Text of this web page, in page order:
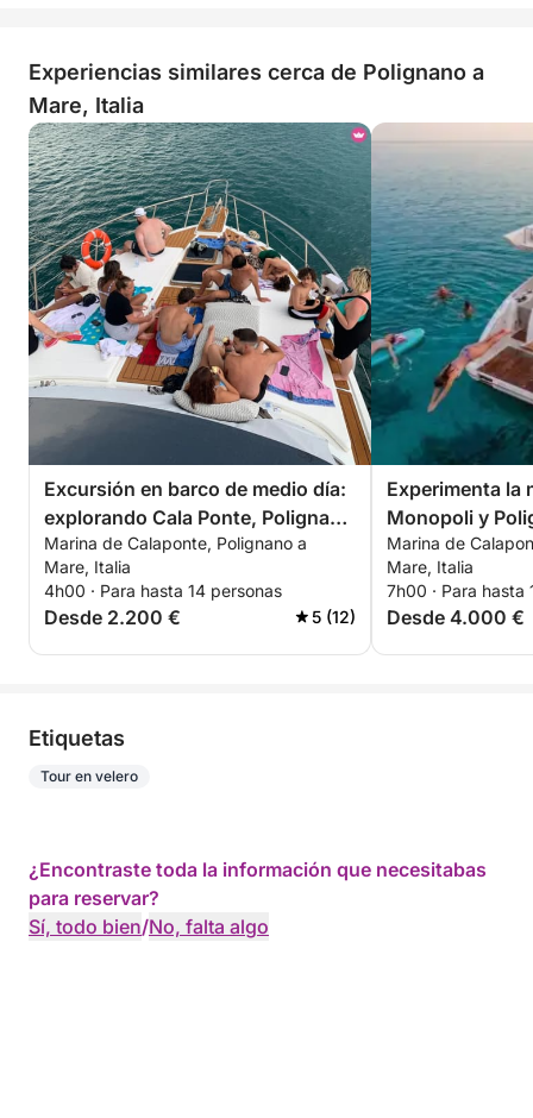
Experiencias similares cerca de Polignano a
Mare, Italia
Excursión en barco de medio día:
explorando Cala Ponte, Polignano
y Monopoli
Marina de Calaponte, Polignano a
Mare, Italia
4h00 · Para hasta 14 personas
Desde 2.200 € 5 (12)
Experimenta la
Monopoli y
"Esto es la
Marina de
Mare, Italia
7h00 · Para hasta
Desde 4.000 €
Etiquetas
Tour en velero
¿Encontraste toda la información que necesitabas
para reservar?
Sí, todo bien/No, falta algo